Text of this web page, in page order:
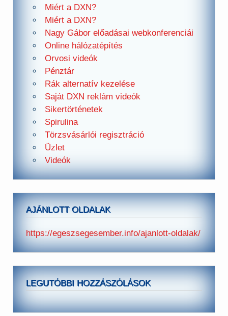
Miért a DXN?
Miért a DXN?
Nagy Gábor előadásai webkonferenciái
Online hálózatépítés
Orvosi videók
Pénztár
Rák alternatív kezelése
Saját DXN reklám videók
Sikertörténetek
Spirulina
Törzsvásárlói regisztráció
Üzlet
Videók
AJÁNLOTT OLDALAK
https://egeszsegesember.info/ajanlott-oldalak/
LEGUTÓBBI HOZZÁSZÓLÁSOK